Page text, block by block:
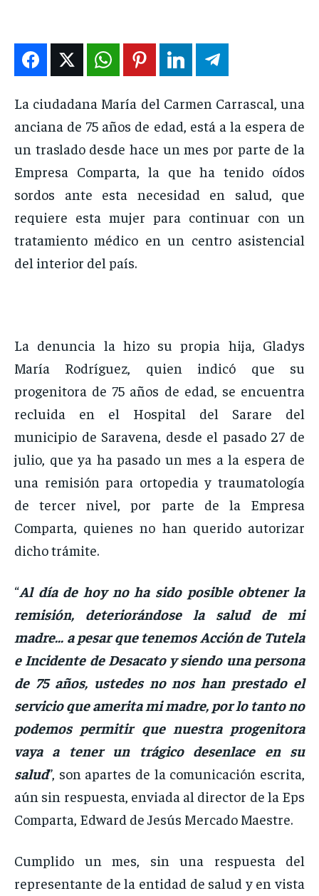
EN VIVO
NOSOTROS
PUATE CON NOSOTROS
EN VIVO
NOSOTROS
PUATE CON NOSOTROS
EN VIVO
NOSOTROS
PUATE CON NOSOTROS
EN VIVO
NOSOTROS
PUATE CON NOSOTROS
La ciudadana María del Carmen Carrascal, una
anciana de 75 años de edad, está a la espera de
un traslado desde hace un mes por parte de la
Empresa Comparta, la que ha tenido oídos
sordos ante esta necesidad en salud, que
requiere esta mujer para continuar con un
tratamiento médico en un centro asistencial
del interior del país.
La denuncia la hizo su propia hija, Gladys
María Rodríguez, quien indicó que su
progenitora de 75 años de edad, se encuentra
recluida en el Hospital del Sarare del
municipio de Saravena, desde el pasado 27 de
julio, que ya ha pasado un mes a la espera de
una remisión para ortopedia y traumatología
de tercer nivel, por parte de la Empresa
Comparta, quienes no han querido autorizar
dicho trámite.
“Al día de hoy no ha sido posible obtener la
remisión, deteriorándose la salud de mi
madre… a pesar que tenemos Acción de Tutela
e Incidente de Desacato y siendo una persona
de 75 años, ustedes no nos han prestado el
servicio que amerita mi madre, por lo tanto no
podemos permitir que nuestra progenitora
vaya a tener un trágico desenlace en su
salud”, son apartes de la comunicación escrita,
aún sin respuesta, enviada al director de la Eps
Comparta, Edward de Jesús Mercado Maestre.
Cumplido un mes, sin una respuesta del
representante de la entidad de salud y en vista